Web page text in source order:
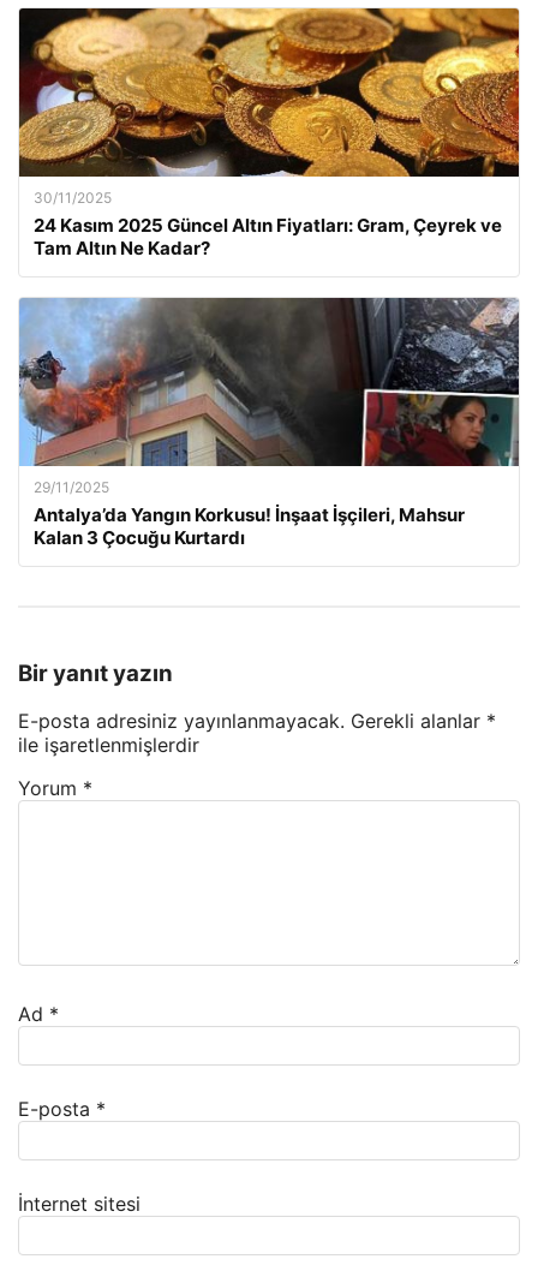
30/11/2025
24 Kasım 2025 Güncel Altın Fiyatları: Gram, Çeyrek ve
Tam Altın Ne Kadar?
29/11/2025
Antalya’da Yangın Korkusu! İnşaat İşçileri, Mahsur
Kalan 3 Çocuğu Kurtardı
Bir yanıt yazın
E-posta adresiniz yayınlanmayacak. Gerekli alanlar *
ile işaretlenmişlerdir
Yorum *
Ad *
E-posta *
İnternet sitesi